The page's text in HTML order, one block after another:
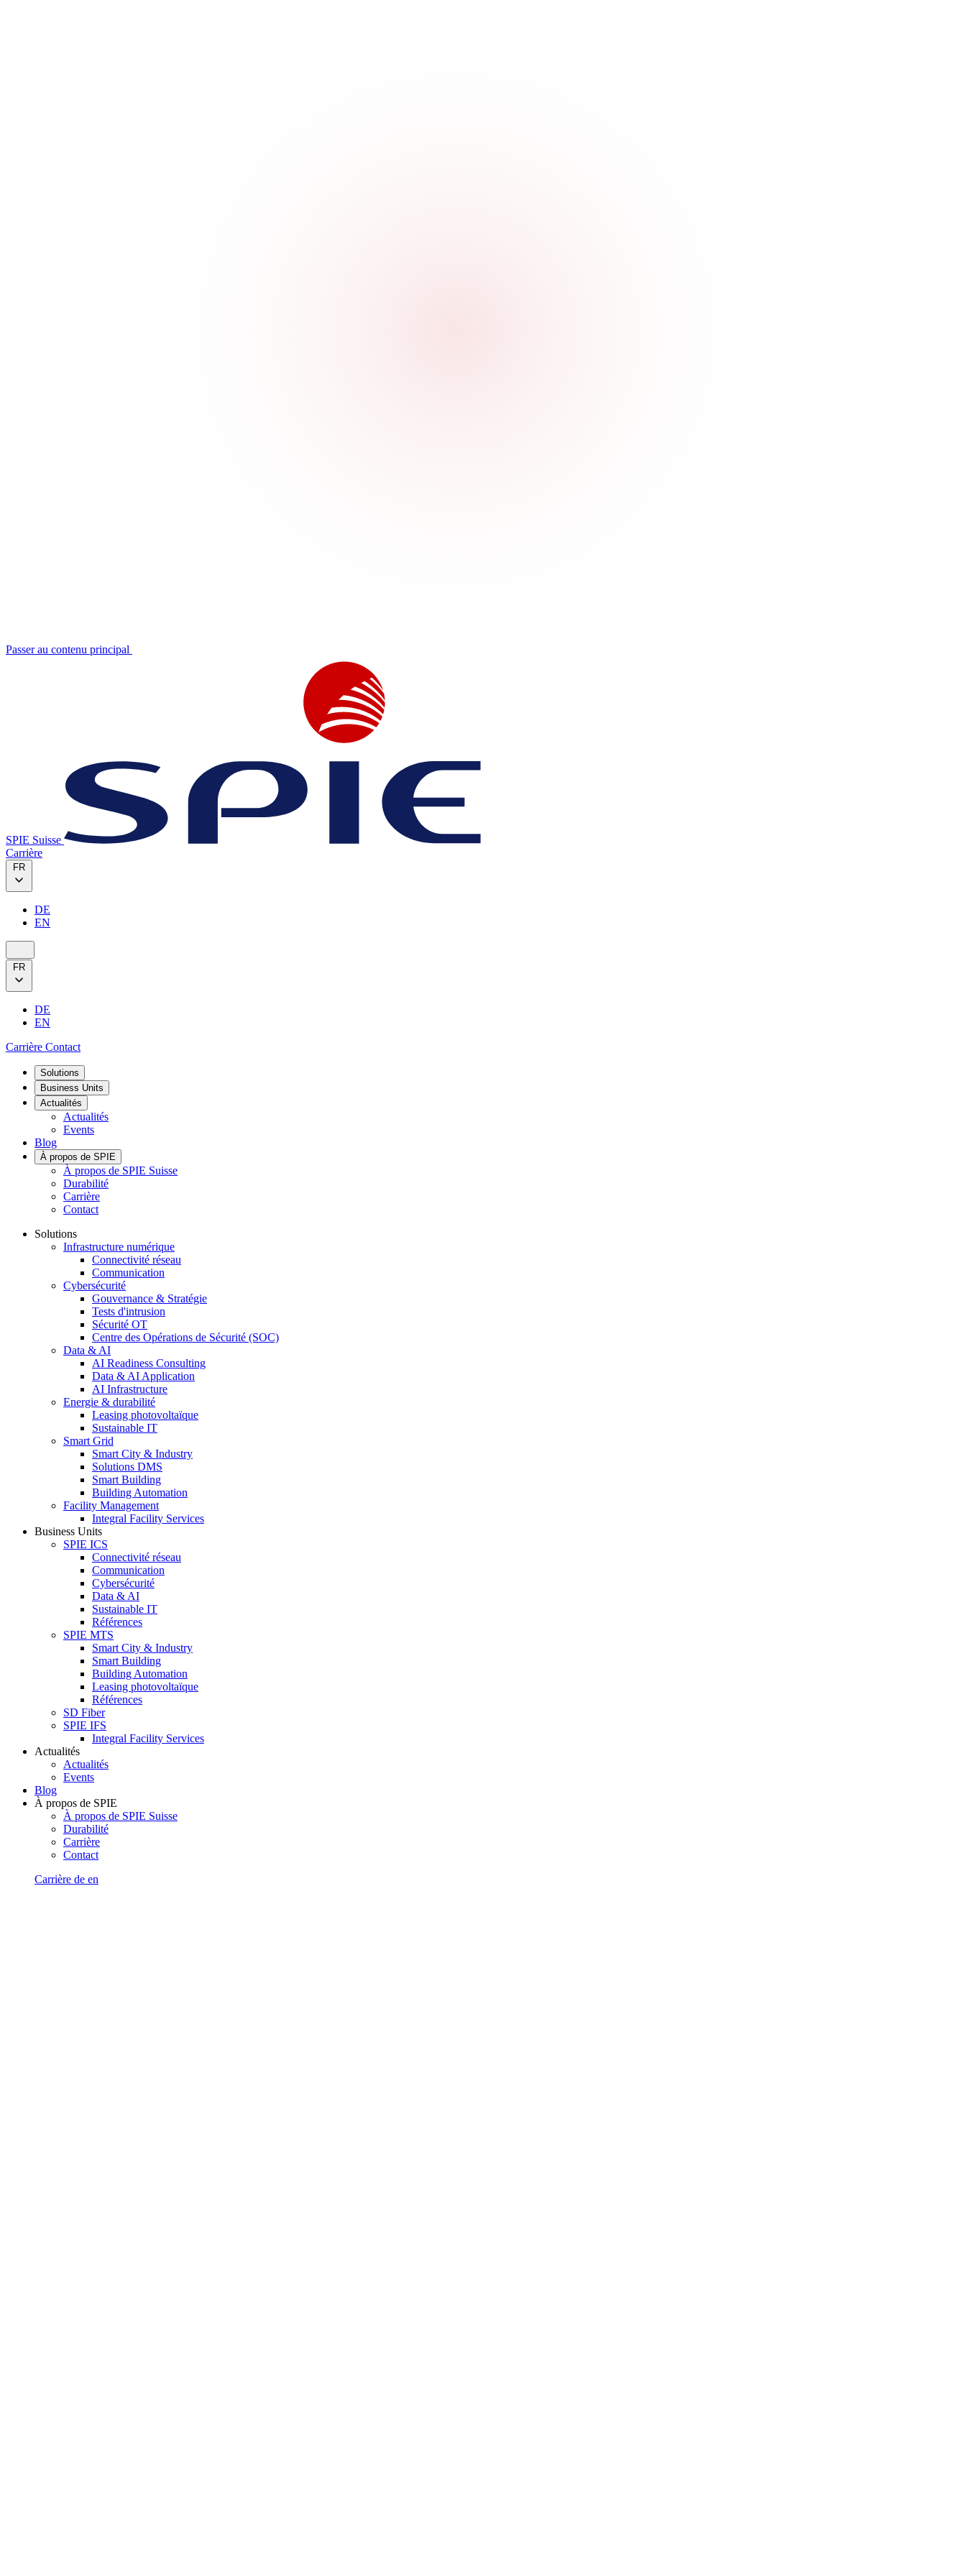
Passer au contenu principal
SPIE Suisse
Carrière
FR
DE
EN
FR
DE
EN
Carrière Contact
Solutions
Business Units
Actualités
Actualités
Events
Blog
À propos de SPIE
À propos de SPIE Suisse
Durabilité
Carrière
Contact
Solutions
Infrastructure numérique
Connectivité réseau
Communication
Cybersécurité
Gouvernance & Stratégie
Tests d'intrusion
Sécurité OT
Centre des Opérations de Sécurité (SOC)
Data & AI
AI Readiness Consulting
Data & AI Application
AI Infrastructure
Energie & durabilité
Leasing photovoltaïque
Sustainable IT
Smart Grid
Smart City & Industry
Solutions DMS
Smart Building
Building Automation
Facility Management
Integral Facility Services
Business Units
SPIE ICS
Connectivité réseau
Communication
Cybersécurité
Data & AI
Sustainable IT
Références
SPIE MTS
Smart City & Industry
Smart Building
Building Automation
Leasing photovoltaïque
Références
SD Fiber
SPIE IFS
Integral Facility Services
Actualités
Actualités
Events
Blog
À propos de SPIE
À propos de SPIE Suisse
Durabilité
Carrière
Contact
Carrière de en